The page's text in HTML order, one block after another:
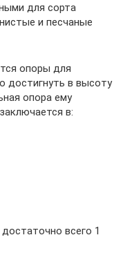
для сорта
и песчаные
опоры для
достигнуть в высоту
опора ему
в:
всего 1